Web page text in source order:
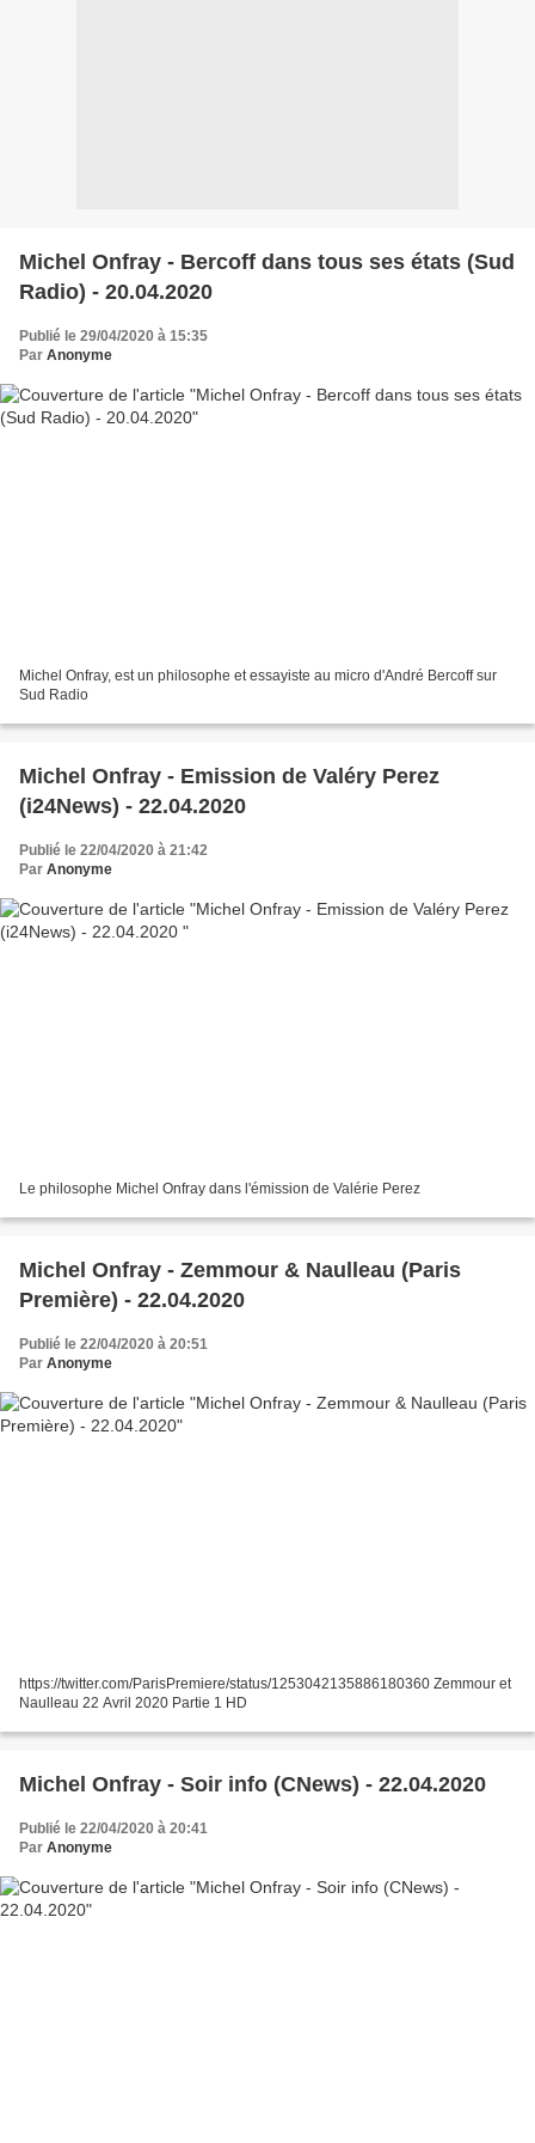
Michel Onfray - Bercoff dans tous ses états (Sud
Radio) - 20.04.2020
Publié le 29/04/2020 à 15:35
Par Anonyme
Michel Onfray, est un philosophe et essayiste au micro d'André Bercoff sur
Sud Radio
Michel Onfray - Emission de Valéry Perez
(i24News) - 22.04.2020
Publié le 22/04/2020 à 21:42
Par Anonyme
Le philosophe Michel Onfray dans l'émission de Valérie Perez
Michel Onfray - Zemmour & Naulleau (Paris
Première) - 22.04.2020
Publié le 22/04/2020 à 20:51
Par Anonyme
https://twitter.com/ParisPremiere/status/1253042135886180360 Zemmour et
Naulleau 22 Avril 2020 Partie 1 HD
Michel Onfray - Soir info (CNews) - 22.04.2020
Publié le 22/04/2020 à 20:41
Par Anonyme